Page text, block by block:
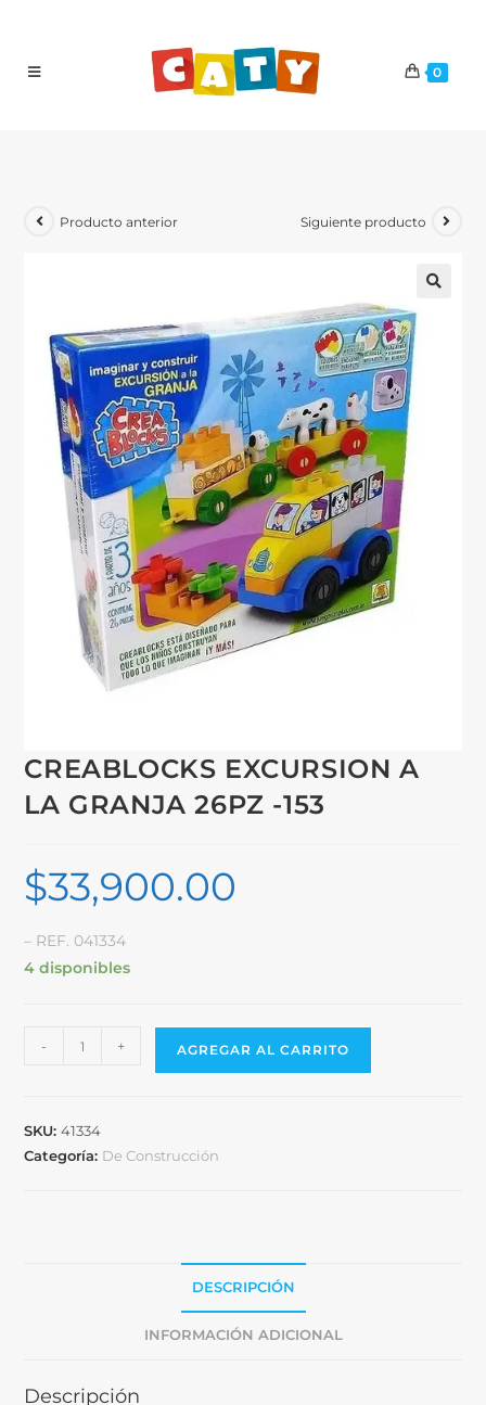
0
Producto anterior Siguiente producto
CREABLOCKS EXCURSION A
LA GRANJA 26PZ -153
$33,900.00
– REF. 041334
4 disponibles
- + AGREGAR AL CARRITO
SKU:41334
Categoría: De Construcción
DESCRIPCIÓN
INFORMACIÓN ADICIONAL
Descripción